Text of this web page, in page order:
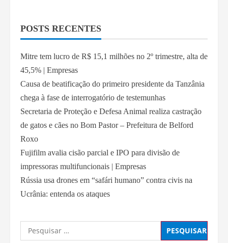
POSTS RECENTES
Mitre tem lucro de R$ 15,1 milhões no 2º trimestre, alta de
45,5% | Empresas
Causa de beatificação do primeiro presidente da Tanzânia
chega à fase de interrogatório de testemunhas
Secretaria de Proteção e Defesa Animal realiza castração
de gatos e cães no Bom Pastor – Prefeitura de Belford
Roxo
Fujifilm avalia cisão parcial e IPO para divisão de
impressoras multifuncionais | Empresas
Rússia usa drones em “safári humano” contra civis na
Ucrânia: entenda os ataques